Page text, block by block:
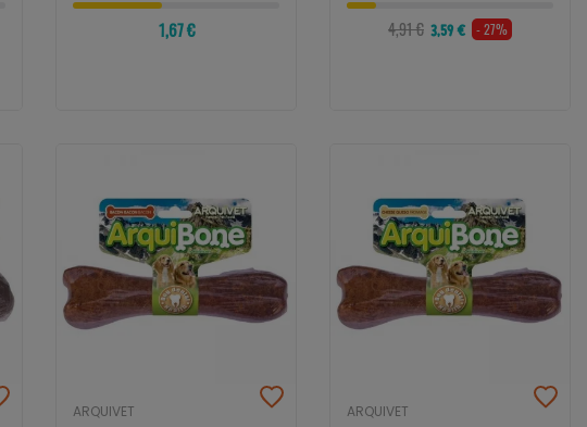
1,67 € 4,91 € 3,59 € - 27%
ARQUIVET ARQUIVET